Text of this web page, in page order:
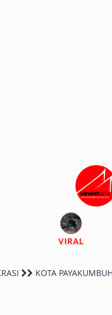
VIRAL
KOTA PAYAKUMBUH